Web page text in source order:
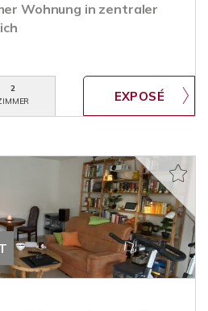
Wohnung in zentraler
2